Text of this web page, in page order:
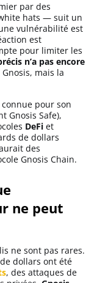
par des
hats — suit un
vulnérabilité est
est
pour limiter les
n’a pas encore
mais la
pour son
Gnosis Safe),
DeFi et
de dollars
des
Gnosis Chain.
ne peut
ne sont pas rares.
dollars ont été
, des attaques de